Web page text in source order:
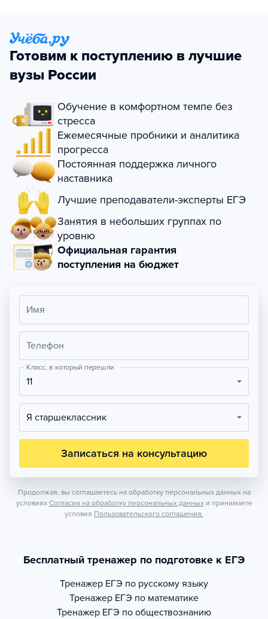
Готовим к поступлению в лучшие
вузы России
Обучение в комфортном темпе без
стресса
Ежемесячные пробники и аналитика
прогресса
Постоянная поддержка личного
наставника
Лучшие преподаватели-эксперты ЕГЭ
Занятия в небольших группах по
уровню
Официальная гарантия
поступления на бюджет
Имя
Телефон
Класс, в который перешли
11
Я старшеклассник
Записаться на консультацию
Продолжая, вы соглашаетесь на обработку персональных данных на
условиях Согласия на обработку персональных данных и принимаете
условия Пользовательского соглашения.
Бесплатный тренажер по подготовке к ЕГЭ
Тренажер ЕГЭ по русскому языку
Тренажер ЕГЭ по математике
Тренажер ЕГЭ по обществознанию